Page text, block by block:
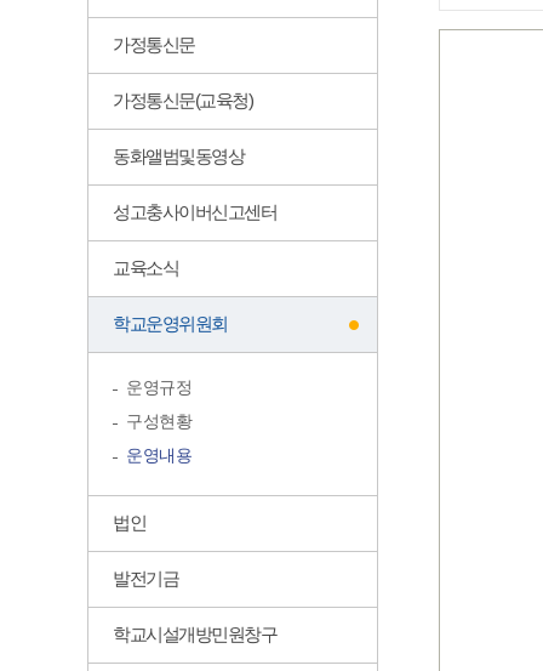
가정통신문
가정통신문(교육청)
동화앨범및동영상
성고충사이버신고센터
교육소식
학교운영위원회
운영규정
구성현황
운영내용
법인
발전기금
학교시설개방민원창구